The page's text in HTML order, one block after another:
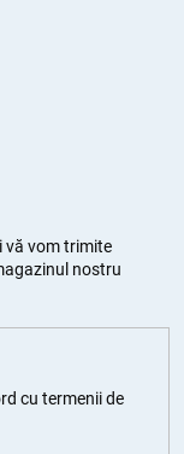
vă vom trimite
nostru
cu termenii de